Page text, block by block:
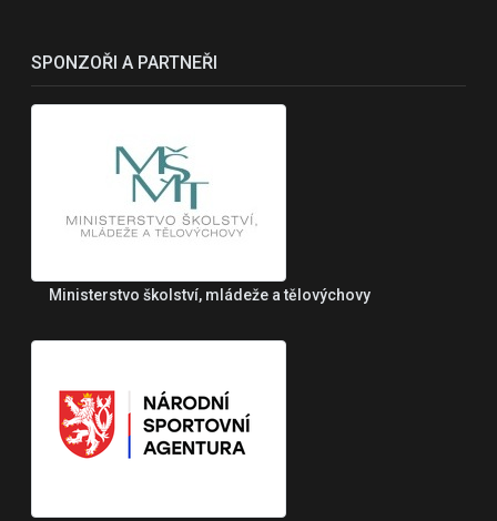
SPONZOŘI A PARTNEŘI
Ministerstvo školství, mládeže a tělovýchovy